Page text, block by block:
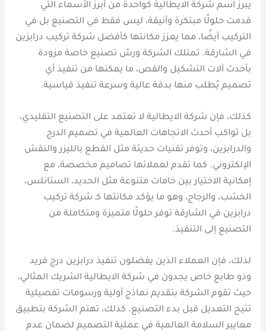
يبرز اسم شركة الايطالية كواحدة من أبرز الأسماء التي
قدمت حلولًا مبتكرة وأنيقة، ليس فقط في التصنيع بل في
التركيب أيضًا، مما يعزز مكانتها كأفضل شركة تركيب درابزين
في الشارقة. تمتلك الشركة ورش تصنيع خاصة مزودة
بأحدث آلات التشكيل والقص، ما يمكنها من تنفيذ أي
تصميم يُطلب منها بدقة عالية وسرعة تنفيذ قياسية.
كذلك، فإن شركة الايطالية لا تعتمد على التصنيع التقليدي،
بل تواكب أحدث الاتجاهات العالمية في تصميم الدرج
والدرابزين، وتوفر تقنيات حديثة مثل القطع بالليزر والنقش
الإلكتروني. كما تقدم لعملائها تصاميم مخصصة، مع
إمكانية الاختيار بين خامات متنوعة مثل الحديد، الستانلس،
الخشب، والزجاج، وهو ما يؤكد مكانتها كـ شركة تركيب
درابزين في الشارقة توفر حلولًا متميزة ومتكاملة من
التصنيع إلى التنفيذ.
لذلك، فإن العملاء الذين يفضلون تنفيذ درابزين درج فريد
وذو طابع خاص يجدون في شركة الايطالية الشريك المثالي،
حيث تقوم الشركة بتقديم نماذج أولية ورسومات تفصيلية
تتيح التعديل قبل بدء التصنيع. كذلك، تهتم الشركة بتطبيق
معايير السلامة العالمية في عملية التصميم لضمان عدم